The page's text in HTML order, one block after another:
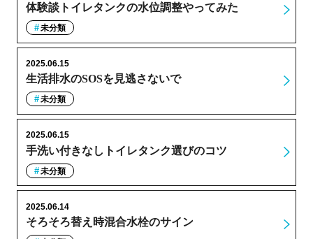
体験談トイレタンクの水位調整やってみた
未分類
生活排水のSOSを見逃さないで
2025.06.15
未分類
手洗い付きなしトイレタンク選びのコツ
2025.06.15
未分類
そろそろ替え時混合水栓のサイン
2025.06.14